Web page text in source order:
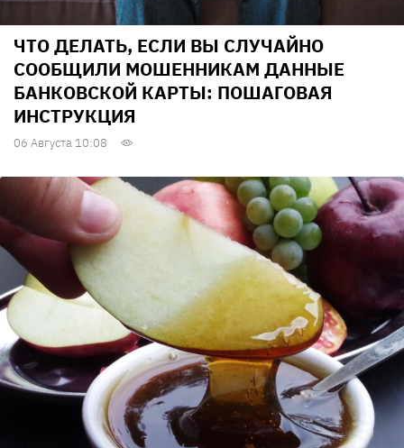
ЧТО ДЕЛАТЬ, ЕСЛИ ВЫ СЛУЧАЙНО
СООБЩИЛИ МОШЕННИКАМ ДАННЫЕ
БАНКОВСКОЙ КАРТЫ: ПОШАГОВАЯ
ИНСТРУКЦИЯ
06 Августа 10:08